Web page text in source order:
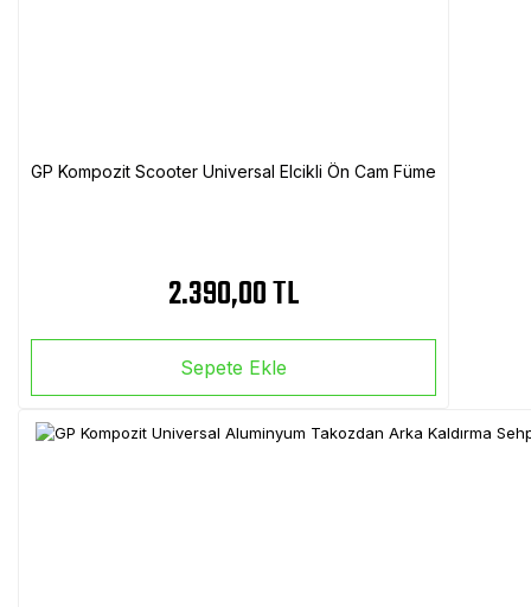
GP Kompozit Scooter Universal Elcikli Ön Cam Füme
2.390,00 TL
Sepete Ekle